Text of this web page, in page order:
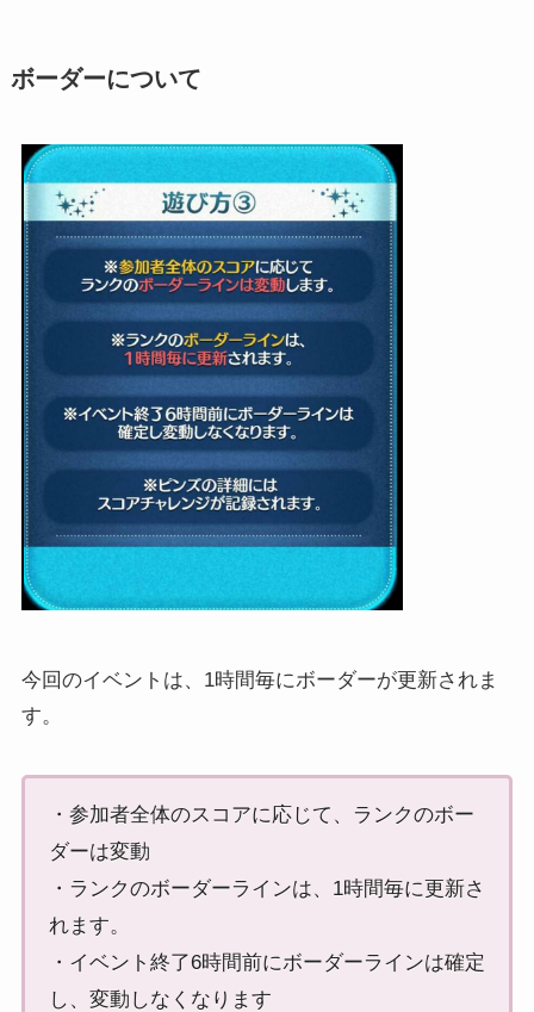
ボーダーについて
今回のイベントは、1時間毎にボーダーが更新されま
す。
・参加者全体のスコアに応じて、ランクのボー
ダーは変動
・ランクのボーダーラインは、1時間毎に更新さ
れます。
・イベント終了6時間前にボーダーラインは確定
し、変動しなくなります